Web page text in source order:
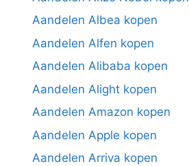
Aandelen Albea kopen
Aandelen Alfen kopen
Aandelen Alibaba kopen
Aandelen Alight kopen
Aandelen Amazon kopen
Aandelen Apple kopen
Aandelen Arriva kopen